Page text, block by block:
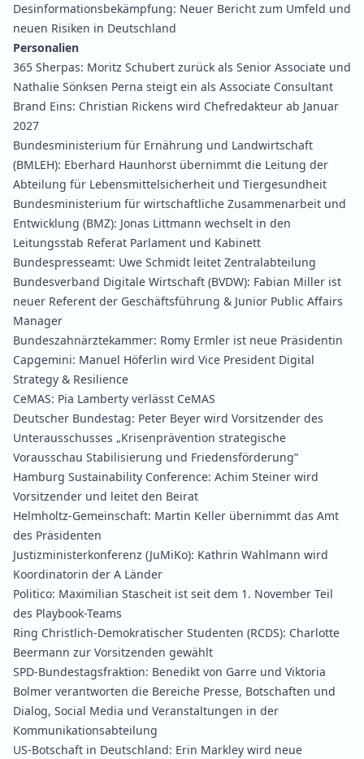
Desinformationsbekämpfung: Neuer Bericht zum Umfeld und
neuen Risiken in Deutschland
Personalien
365 Sherpas: Moritz Schubert zurück als Senior Associate und
Nathalie Sönksen Perna steigt ein als Associate Consultant
Brand Eins: Christian Rickens wird Chefredakteur ab Januar
2027
Bundesministerium für Ernährung und Landwirtschaft
(BMLEH): Eberhard Haunhorst übernimmt die Leitung der
Abteilung für Lebensmittelsicherheit und Tiergesundheit
Bundesministerium für wirtschaftliche Zusammenarbeit und
Entwicklung (BMZ): Jonas Littmann wechselt in den
Leitungsstab Referat Parlament und Kabinett
Bundespresseamt: Uwe Schmidt leitet Zentralabteilung
Bundesverband Digitale Wirtschaft (BVDW): Fabian Miller ist
neuer Referent der Geschäftsführung & Junior Public Affairs
Manager
Bundeszahnärztekammer: Romy Ermler ist neue Präsidentin
Capgemini: Manuel Höferlin wird Vice President Digital
Strategy & Resilience
CeMAS: Pia Lamberty verlässt CeMAS
Deutscher Bundestag: Peter Beyer wird Vorsitzender des
Unterausschusses „Krisenprävention strategische
Vorausschau Stabilisierung und Friedensförderung”
Hamburg Sustainability Conference: Achim Steiner wird
Vorsitzender und leitet den Beirat
Helmholtz-Gemeinschaft: Martin Keller übernimmt das Amt
des Präsidenten
Justizministerkonferenz (JuMiKo): Kathrin Wahlmann wird
Koordinatorin der A Länder
Politico: Maximilian Stascheit ist seit dem 1. November Teil
des Playbook-Teams
Ring Christlich-Demokratischer Studenten (RCDS): Charlotte
Beermann zur Vorsitzenden gewählt
SPD-Bundestagsfraktion: Benedikt von Garre und Viktoria
Bolmer verantworten die Bereiche Presse, Botschaften und
Dialog, Social Media und Veranstaltungen in der
Kommunikationsabteilung
US-Botschaft in Deutschland: Erin Markley wird neue